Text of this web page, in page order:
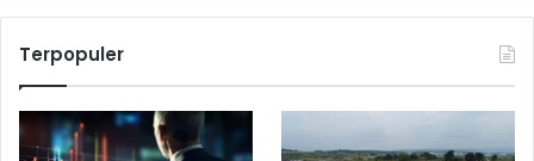
Terpopuler